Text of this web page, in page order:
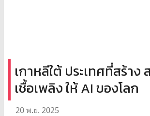
เกาหลีใต้ ประเทศที่สร้าง
เชื้อเพลิง ให้ AI ของโลก
20 พ.ย. 2025